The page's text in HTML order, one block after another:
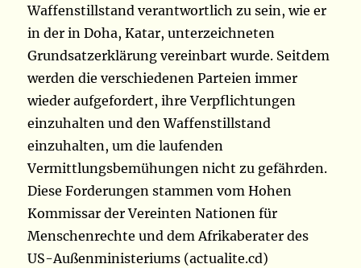
Waffenstillstand verantwortlich zu sein, wie er
in der in Doha, Katar, unterzeichneten
Grundsatzerklärung vereinbart wurde. Seitdem
werden die verschiedenen Parteien immer
wieder aufgefordert, ihre Verpflichtungen
einzuhalten und den Waffenstillstand
einzuhalten, um die laufenden
Vermittlungsbemühungen nicht zu gefährden.
Diese Forderungen stammen vom Hohen
Kommissar der Vereinten Nationen für
Menschenrechte und dem Afrikaberater des
US-Außenministeriums (actualite.cd)